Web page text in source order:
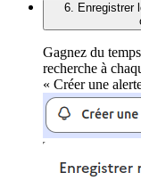
6. Enregistrer
Gagnez du
recherche à
« Créer une